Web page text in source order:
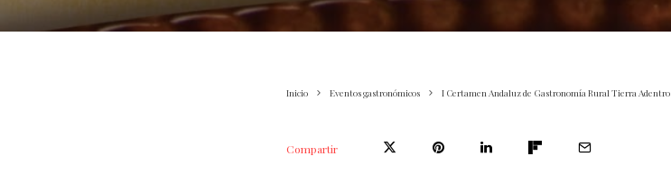
Inicio Eventos gastronómicos I Certamen Andaluz de Gastronomía Rural Tierra Adentro
Compartir